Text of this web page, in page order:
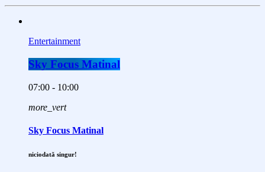
Entertainment
Sky Focus Matinal
07:00 - 10:00
more_vert
Sky Focus Matinal
niciodată singur!